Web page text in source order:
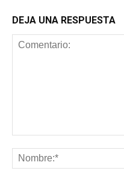
DEJA UNA RESPUESTA